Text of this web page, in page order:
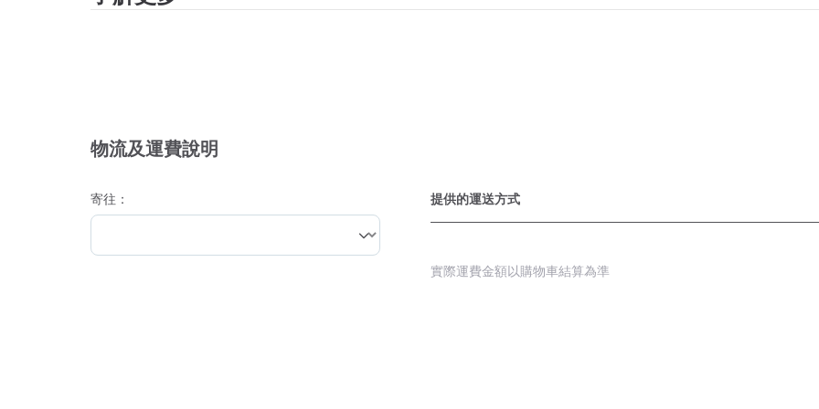
物流及運費說明
寄往： 提供的運送方式
實際運費金額以購物車結算為準